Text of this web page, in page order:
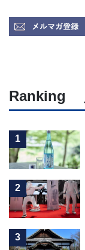
Ranking
1
2
3